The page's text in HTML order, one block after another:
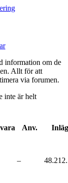
information om de
Allt för att
via forumen.
inte är helt
Anv.
–